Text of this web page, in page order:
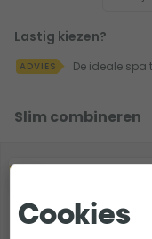
Super makkelijk te
En dat is fijn, want zo
is voorzien van een
eenvoudig vast op
voorkom je dat de
beschermhoes altijd
Lastig kiezen?
ADVIES De ideale spa
Slim combineren
Cookies